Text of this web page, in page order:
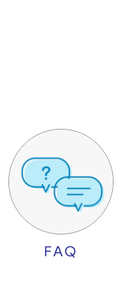
FAQ